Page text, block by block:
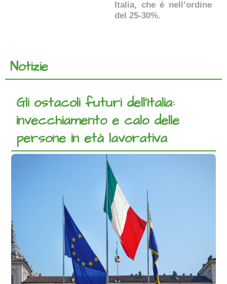
Italia, che è nell’ordine
del 25-30%.
Notizie
Gli ostacoli futuri dell’Italia:
invecchiamento e calo delle
persone in età lavorativa